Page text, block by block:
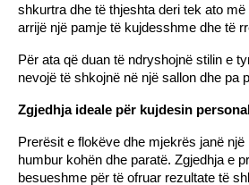
shkurtra dhe të thjeshta deri tek ato
arrijë një pamje të kujdesshme dhe të
Për ata që duan të ndryshojnë stilin e
nevojë të shkojnë në një sallon dhe pa
Zgjedhja ideale për kujdesin personal
Prerësit e flokëve dhe mjekrës janë
humbur kohën dhe paratë. Zgjedhja e
besueshme për të ofruar rezultate të